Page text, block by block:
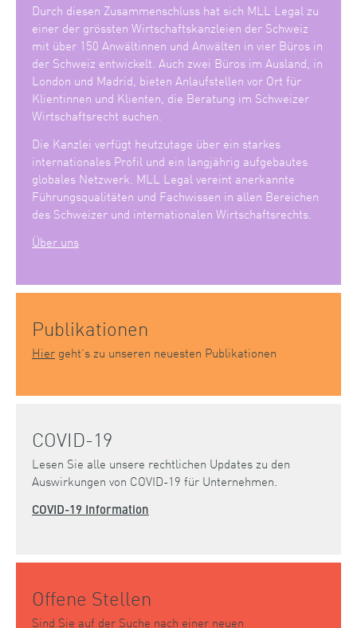
Durch diesen Zusammenschluss hat sich MLL Legal zu
einer der grössten Wirtschaftskanzleien der Schweiz
mit über 150 Anwältinnen und Anwälten in vier Büros in
der Schweiz entwickelt. Auch zwei Büros im Ausland, in
London und Madrid, bieten Anlaufstellen vor Ort für
Klientinnen und Klienten, die Beratung im Schweizer
Wirtschaftsrecht suchen.
Die Kanzlei verfügt heutzutage über ein starkes
internationales Profil und ein langjährig aufgebautes
globales Netzwerk. MLL Legal vereint anerkannte
Führungsqualitäten und Fachwissen in allen Bereichen
des Schweizer und internationalen Wirtschaftsrechts.
Über uns
Publikationen
Hier geht’s zu unseren neuesten Publikationen
COVID-19
Lesen Sie alle unsere rechtlichen Updates zu den
Auswirkungen von COVID-19 für Unternehmen.
COVID-19 Information
Offene Stellen
Sind Sie auf der Suche nach einer neuen